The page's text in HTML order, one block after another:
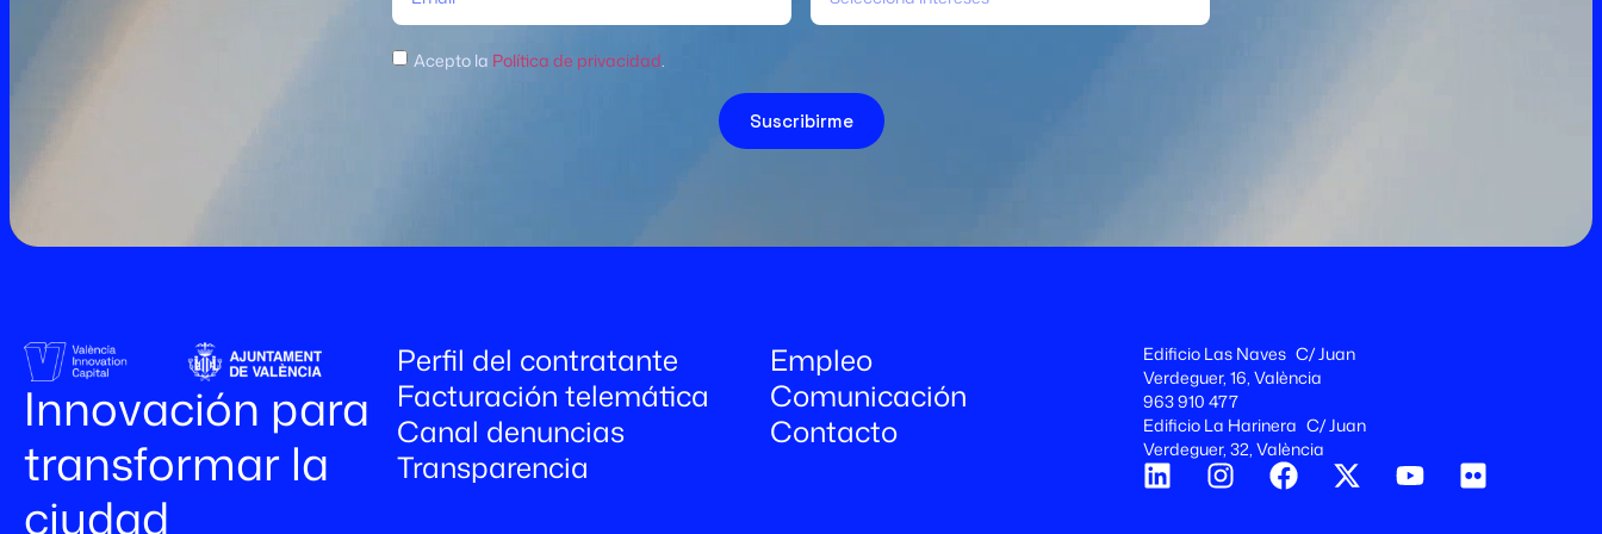
Acepto la Política de privacidad
Suscribirme
Innovación para
transformar la
ciudad
Perfil del contratante
Facturación telemática
Canal denuncias
Transparencia
Empleo
Comunicación
Contacto
Edificio Las Naves C/ Juan
Verdeguer, 16, València
963 910 477
Edificio La Harinera C/ Juan
Verdeguer, 32, València